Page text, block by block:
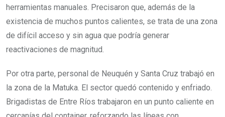
herramientas manuales. Precisaron que, además de la
existencia de muchos puntos calientes, se trata de una zona
de difícil acceso y sin agua que podría generar
reactivaciones de magnitud.
Por otra parte, personal de Neuquén y Santa Cruz trabajó en
la zona de la Matuka. El sector quedó contenido y enfriado.
Brigadistas de Entre Ríos trabajaron en un punto caliente en